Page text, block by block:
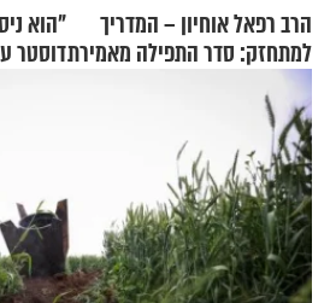
הרב רפאל אוחיון – המדריך
למתחזק: סדר התפילה מאמירת
הקורבנות ועד קריאת שמע
"הוא
דוסטר